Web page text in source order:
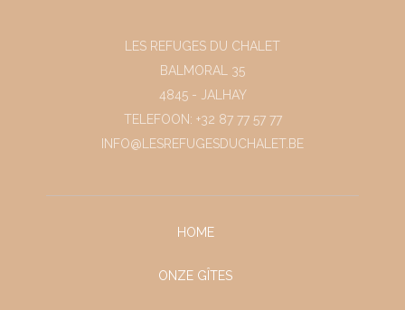
LES REFUGES DU CHALET
BALMORAL 35
4845 - JALHAY
TELEFOON: +32 87 77 57 77
INFO@LESREFUGESDUCHALET.BE
HOME
ONZE GÎTES